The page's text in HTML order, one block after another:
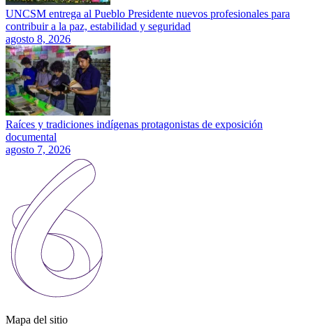
UNCSM entrega al Pueblo Presidente nuevos profesionales para
contribuir a la paz, estabilidad y seguridad
agosto 8, 2026
Raíces y tradiciones indígenas protagonistas de exposición
documental
agosto 7, 2026
Mapa del sitio